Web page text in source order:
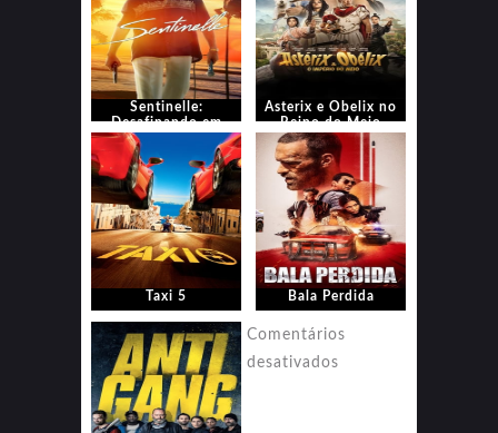
Sentinelle:
Desafinando em
Asterix e Obelix no
Reino do Meio
Taxi 5 Bala Perdida
Comentários
desativados